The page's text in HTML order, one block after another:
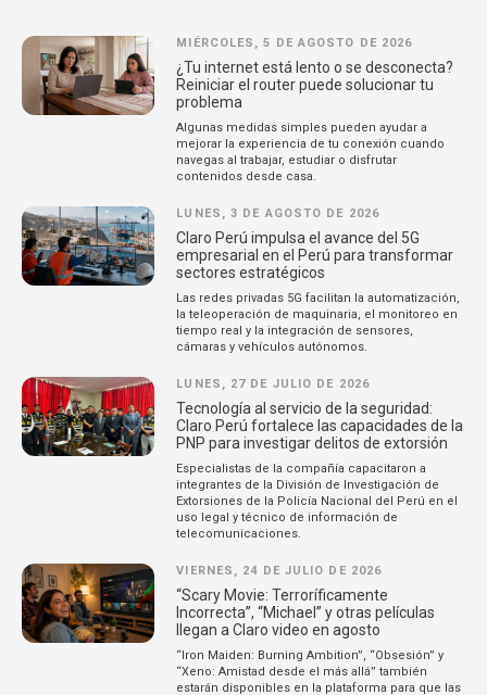
MIÉRCOLES, 5 DE AGOSTO DE 2026
¿Tu internet está lento o se desconecta?
Reiniciar el router puede solucionar tu
problema
Algunas medidas simples pueden ayudar a
mejorar la experiencia de tu conexión cuando
navegas al trabajar, estudiar o disfrutar
contenidos desde casa.
LUNES, 3 DE AGOSTO DE 2026
Claro Perú impulsa el avance del 5G
empresarial en el Perú para transformar
sectores estratégicos
Las redes privadas 5G facilitan la automatización,
la teleoperación de maquinaria, el monitoreo en
tiempo real y la integración de sensores,
cámaras y vehículos autónomos.
LUNES, 27 DE JULIO DE 2026
Tecnología al servicio de la seguridad:
Claro Perú fortalece las capacidades de la
PNP para investigar delitos de extorsión
Especialistas de la compañía capacitaron a
integrantes de la División de Investigación de
Extorsiones de la Policía Nacional del Perú en el
uso legal y técnico de información de
telecomunicaciones.
VIERNES, 24 DE JULIO DE 2026
“Scary Movie: Terroríficamente
Incorrecta”, “Michael” y otras películas
llegan a Claro video en agosto
“Iron Maiden: Burning Ambition”, “Obsesión” y
“Xeno: Amistad desde el más allá” también
estarán disponibles en la plataforma para que las